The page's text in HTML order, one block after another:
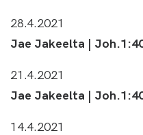
28.4.2021
Jae Jakeelta |
21.4.2021
Jae Jakeelta |
14.4.2021